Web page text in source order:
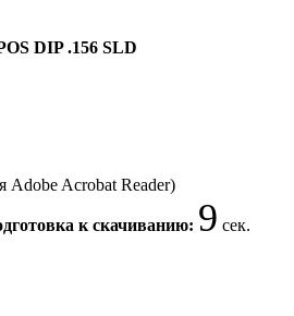
DIP .156 SLD
Adobe Acrobat Reader)
к скачиванию: 9 сек.